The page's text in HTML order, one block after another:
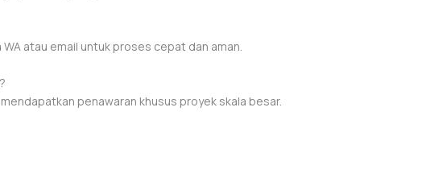
atau email untuk proses cepat dan aman.
penawaran khusus proyek skala besar.